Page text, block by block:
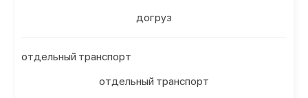
догруз
отдельный транспорт
отдельный транспорт